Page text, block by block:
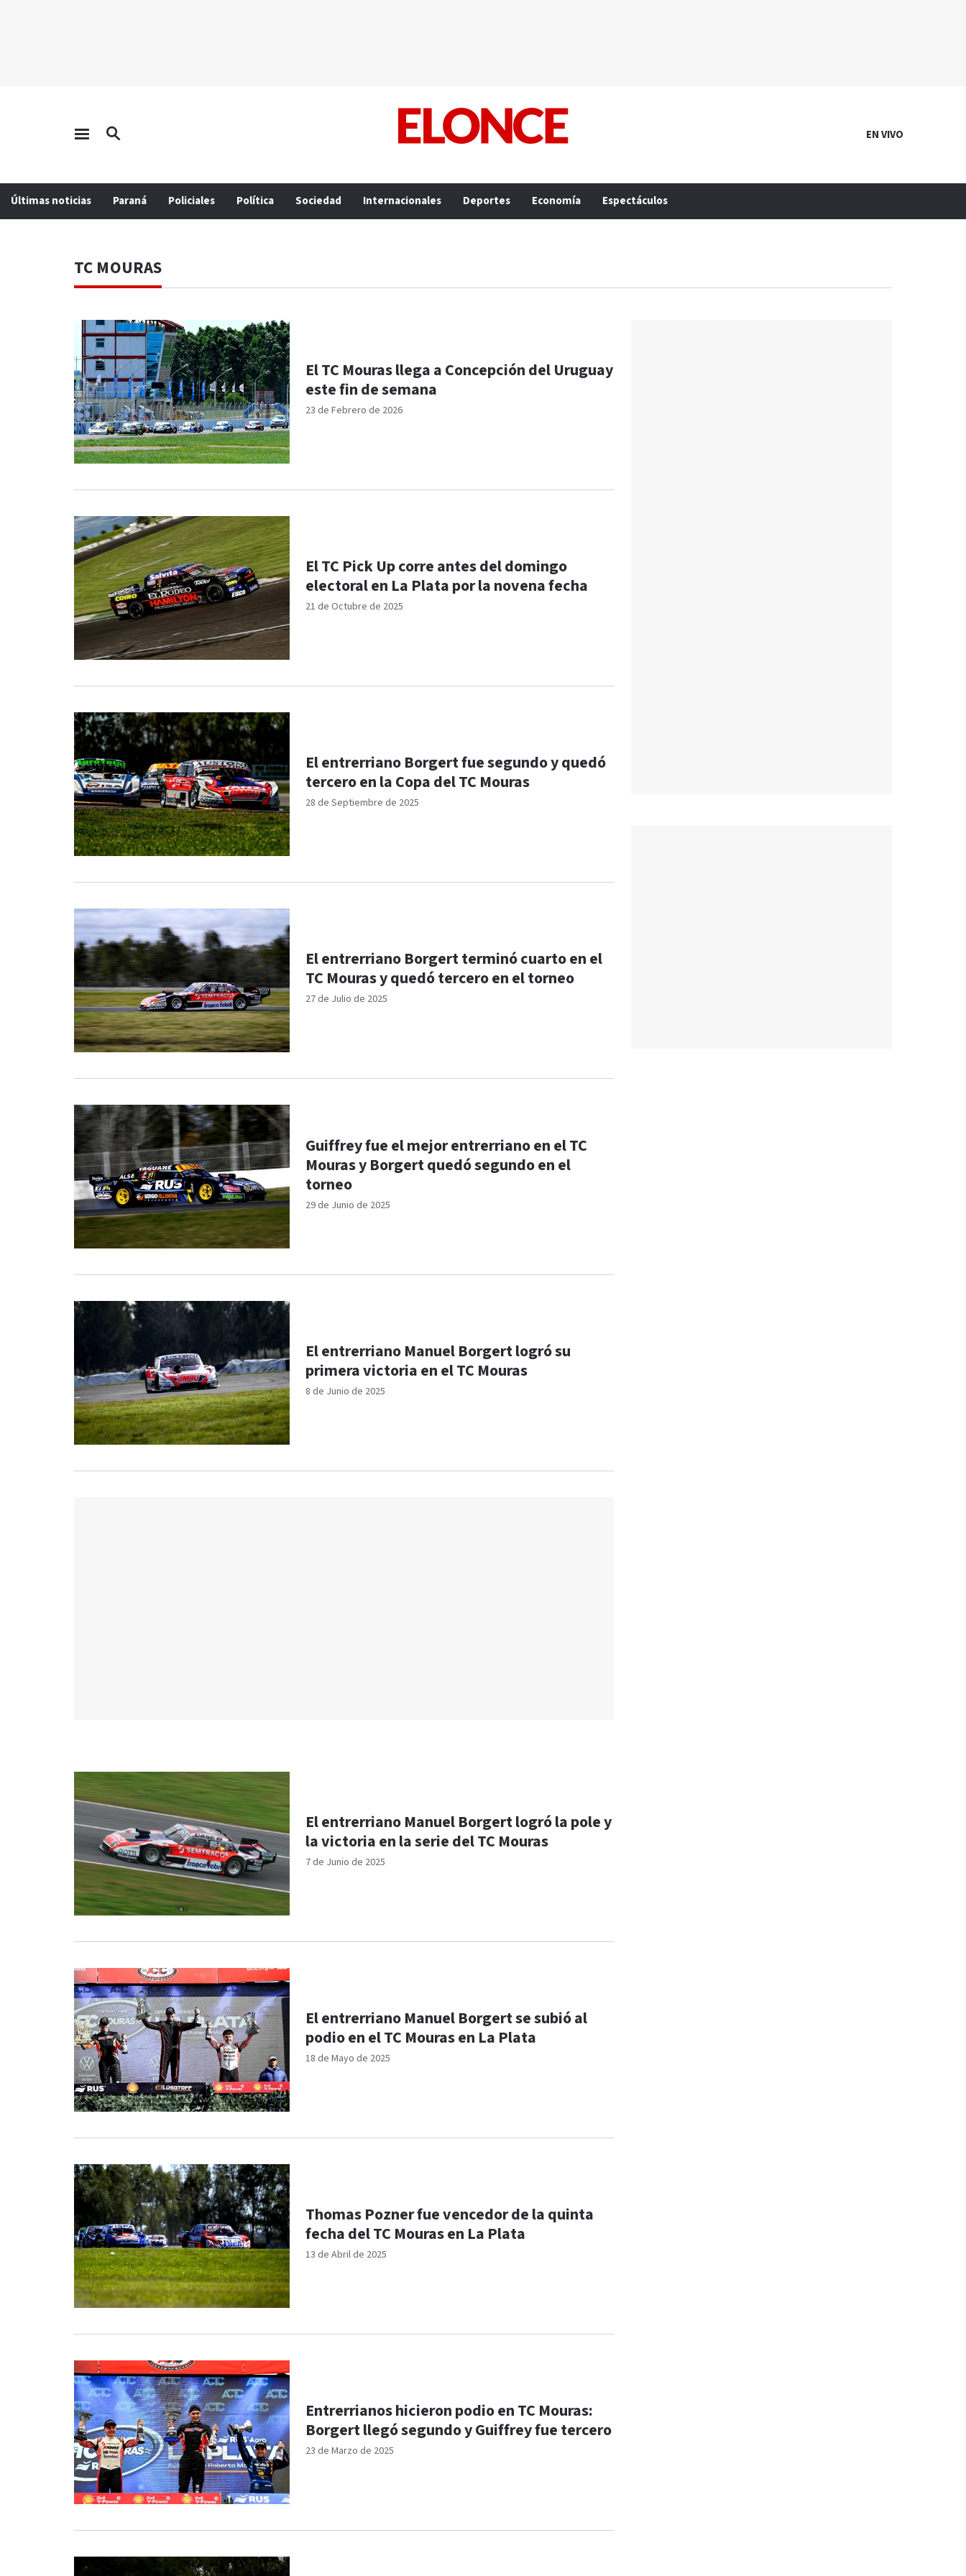
EN VIVO
Últimas noticias Paraná Policiales Política Sociedad Internacionales Deportes Economía Espectáculos
TC MOURAS
23 de Febrero de 2026
El TC Mouras llega a Concepción del Uruguay
este fin de semana
21 de Octubre de 2025
El TC Pick Up corre antes del domingo
electoral en La Plata por la novena fecha
28 de Septiembre de 2025
El entrerriano Borgert fue segundo y quedó
tercero en la Copa del TC Mouras
27 de Julio de 2025
El entrerriano Borgert terminó cuarto en el
TC Mouras y quedó tercero en el torneo
29 de Junio de 2025
Guiffrey fue el mejor entrerriano en el TC
Mouras y Borgert quedó segundo en el
torneo
8 de Junio de 2025
El entrerriano Manuel Borgert logró su
primera victoria en el TC Mouras
7 de Junio de 2025
El entrerriano Manuel Borgert logró la pole y
la victoria en la serie del TC Mouras
18 de Mayo de 2025
El entrerriano Manuel Borgert se subió al
podio en el TC Mouras en La Plata
13 de Abril de 2025
Thomas Pozner fue vencedor de la quinta
fecha del TC Mouras en La Plata
23 de Marzo de 2025
Entrerrianos hicieron podio en TC Mouras:
Borgert llegó segundo y Guiffrey fue tercero